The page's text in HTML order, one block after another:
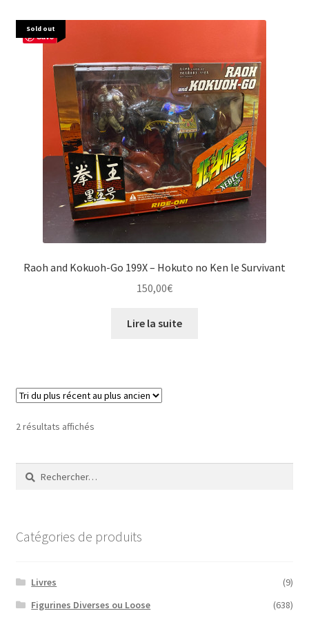
Sold out
Save
Raoh and Kokuoh-Go 199X – Hokuto no Ken le Survivant
150,00€
Lire la suite
2 résultats affichésTrié
Rechercher :
Catégories de produits
Livres
(9)
Figurines Diverses ou Loose
(638)